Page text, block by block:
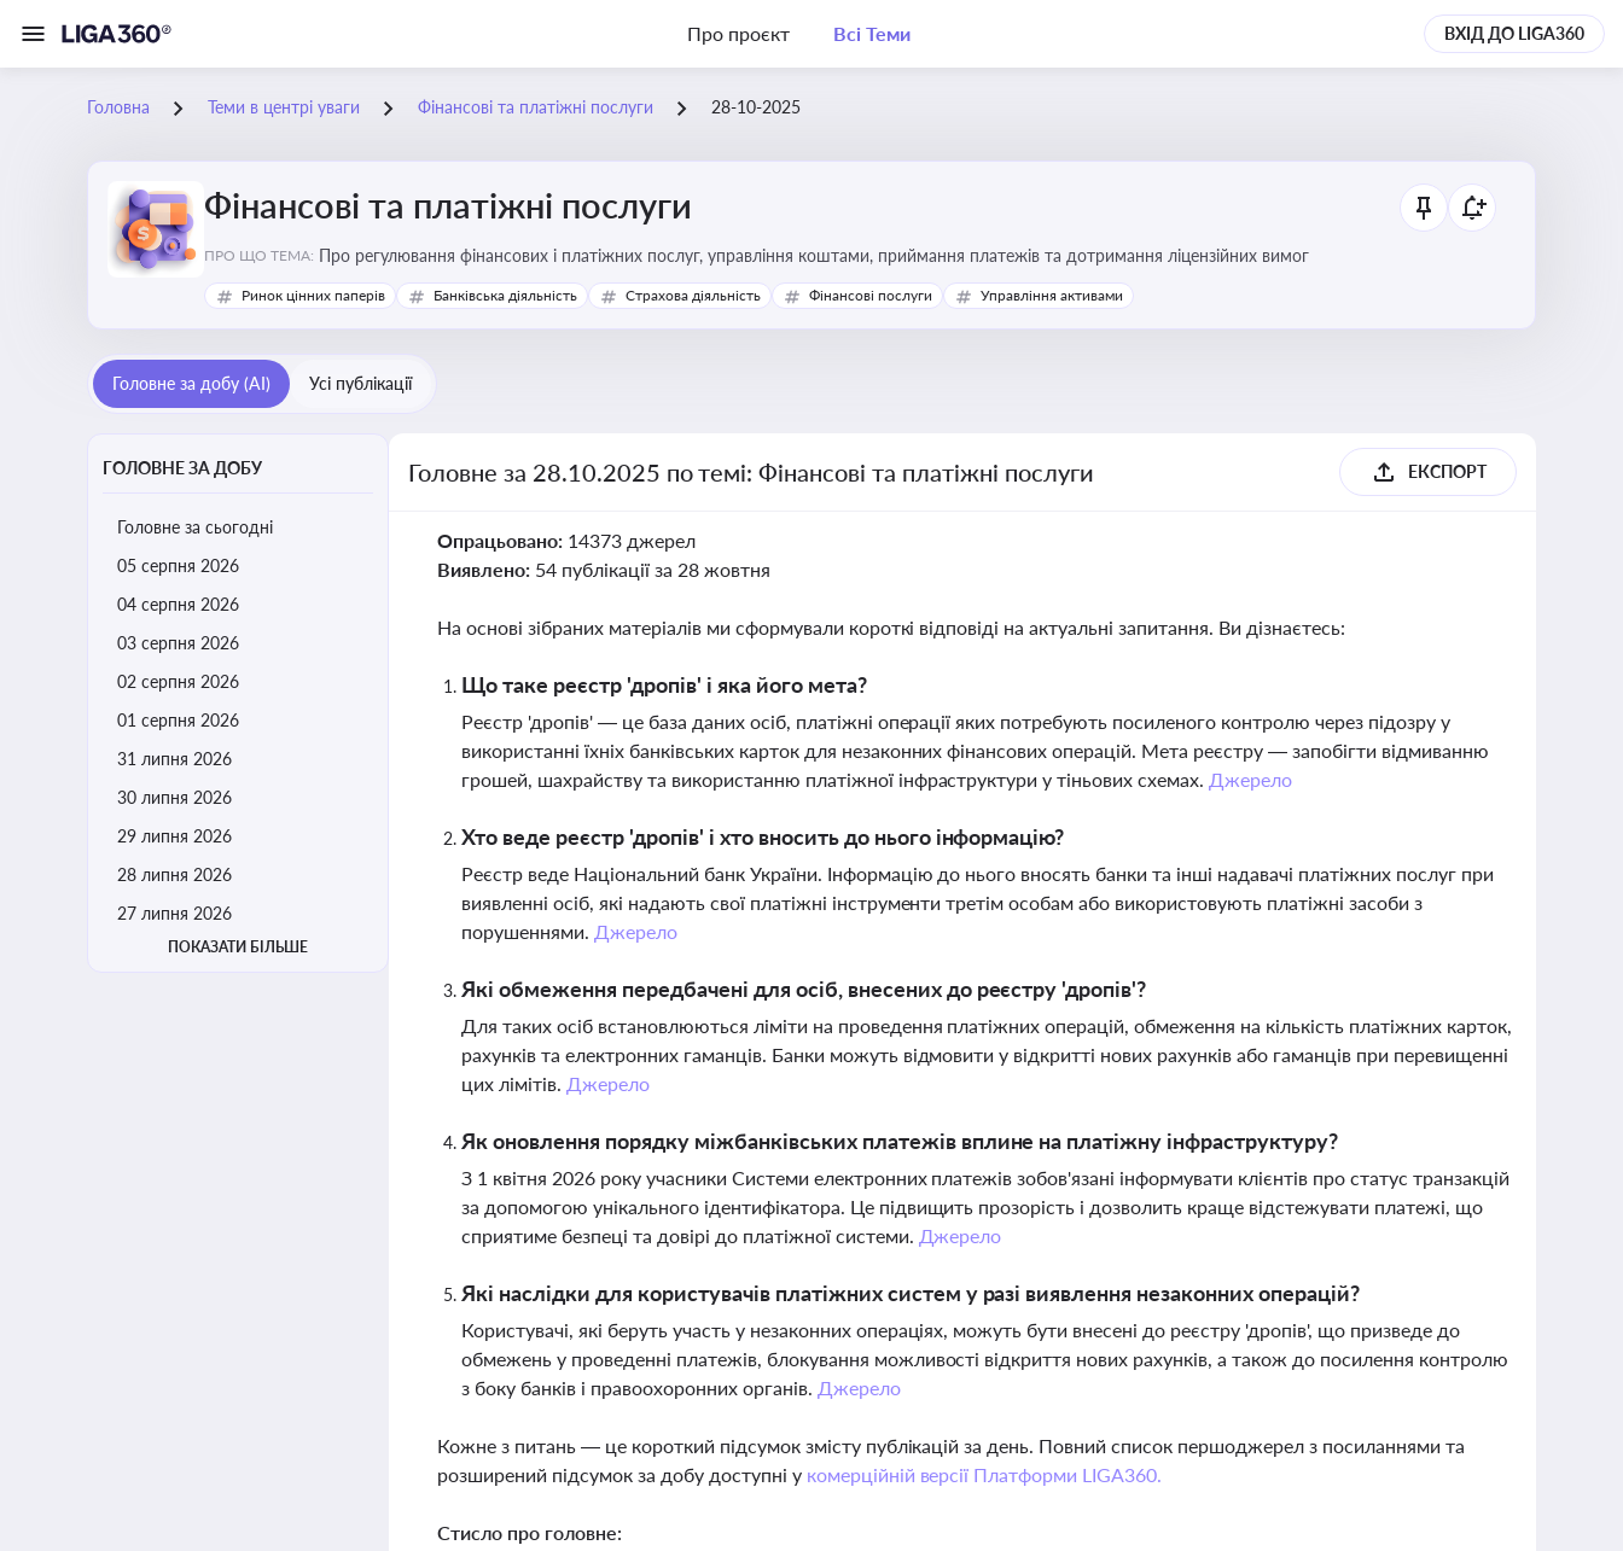
Про проєкт Всі Теми ВХІД ДО LIGA360
Головна Теми в центрі уваги Фінансові та платіжні послуги 28-10-2025
Фінансові та платіжні послуги
ПРО ЩО ТЕМА: Про регулювання фінансових і платіжних послуг, управління коштами, приймання платежів та дотримання ліцензійних вимог
Ринок цінних паперів Банківська діяльність Страхова діяльність Фінансові послуги Управління активами
Головне за добу (AI) Усі публікації
ГОЛОВНЕ ЗА ДОБУ
Головне за сьогодні
05 серпня 2026
04 серпня 2026
03 серпня 2026
02 серпня 2026
01 серпня 2026
31 липня 2026
30 липня 2026
29 липня 2026
28 липня 2026
27 липня 2026
ПОКАЗАТИ БІЛЬШЕ
Головне за 28.10.2025 по темі: Фінансові та платіжні послуги ЕКСПОРТ
Опрацьовано: 14373 джерел
Виявлено: 54 публікації за 28 жовтня
На основі зібраних матеріалів ми сформували короткі відповіді на актуальні запитання. Ви дізнаєтесь:
Що таке реєстр 'дропів' і яка його мета?
Реєстр 'дропів' — це база даних осіб, платіжні операції яких потребують посиленого контролю через підозру у
використанні їхніх банківських карток для незаконних фінансових операцій. Мета реєстру — запобігти відмиванню
грошей, шахрайству та використанню платіжної інфраструктури у тіньових схемах. Джерело
Хто веде реєстр 'дропів' і хто вносить до нього інформацію?
Реєстр веде Національний банк України. Інформацію до нього вносять банки та інші надавачі платіжних послуг при
виявленні осіб, які надають свої платіжні інструменти третім особам або використовують платіжні засоби з
порушеннями. Джерело
Які обмеження передбачені для осіб, внесених до реєстру 'дропів'?
Для таких осіб встановлюються ліміти на проведення платіжних операцій, обмеження на кількість платіжних карток,
рахунків та електронних гаманців. Банки можуть відмовити у відкритті нових рахунків або гаманців при перевищенні
цих лімітів. Джерело
Як оновлення порядку міжбанківських платежів вплине на платіжну інфраструктуру?
З 1 квітня 2026 року учасники Системи електронних платежів зобов'язані інформувати клієнтів про статус транзакцій
за допомогою унікального ідентифікатора. Це підвищить прозорість і дозволить краще відстежувати платежі, що
сприятиме безпеці та довірі до платіжної системи. Джерело
Які наслідки для користувачів платіжних систем у разі виявлення незаконних операцій?
Користувачі, які беруть участь у незаконних операціях, можуть бути внесені до реєстру 'дропів', що призведе до
обмежень у проведенні платежів, блокування можливості відкриття нових рахунків, а також до посилення контролю
з боку банків і правоохоронних органів. Джерело
Кожне з питань — це короткий підсумок змісту публікацій за день. Повний список першоджерел з посиланнями та
розширений підсумок за добу доступні у комерційній версії Платформи LIGA360.
Стисло про головне: